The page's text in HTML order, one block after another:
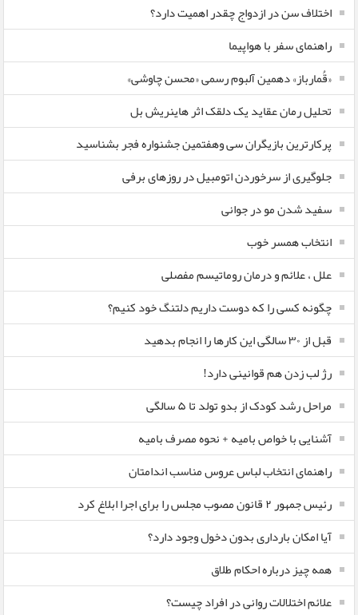
اختلاف سن در ازدواج چقدر اهمیت دارد؟
راهنمای سفر با هواپیما
«قُمارباز» دهمین آلبوم رسمی «محسن چاوشی»
تحلیل رمان عقاید یک دلقک اثر هاینریش بل
پرکارترین بازیگران سی وهفتمین جشنواره فجر بشناسید
جلوگیری از سرخوردن اتومبیل در روزهای برفی
سفید شدن مو در جوانی
انتخاب همسر خوب
علل ، علائم و درمان روماتیسم مفصلی
چگونه کسی را که دوست داریم دلتنگ خود کنیم؟
قبل از ۳۰ سالگی این کارها را انجام بدهید
رژ لب زدن هم قوانینی دارد!
مراحل رشد کودک از بدو تولد تا ۵ سالگی
آشنایی با خواص بامیه + نحوه مصرف بامیه
راهنمای انتخاب لباس عروس مناسب اندامتان
رئیس جمهور ۲ قانون مصوب مجلس را برای اجرا ابلاغ کرد
آیا امکان بارداری بدون دخول وجود دارد؟
همه چیز درباره احکام طلاق
علائم اختلالات روانی در افراد چیست؟